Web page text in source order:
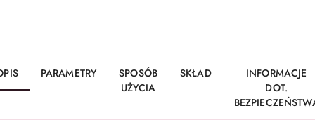
PARAMETRY
SPOSÓB
UŻYCIA
SKŁAD
INFORMACJE
DOT.